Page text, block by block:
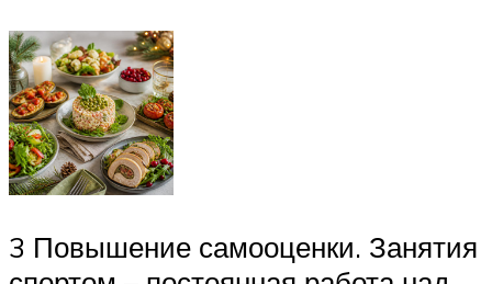
3 Повышение самооценки. Занятия